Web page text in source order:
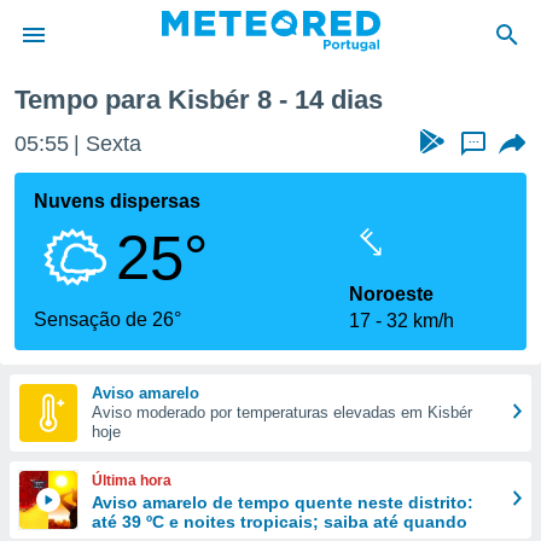
da
foi
fornecidas
a este
das
e
forma
digital
Tempo para Kisbér 8 - 14 dias
05:55 Sexta ...
Nuvens dispersas
25°
Sensação de 26°
Noroeste
17
32 km/h
Aviso amarelo
Aviso moderado por temperaturas elevadas em Kisbér
hoje
Última hora
Aviso amarelo de tempo quente neste distrito:
até 39 ºC e noites tropicais; saiba até quando